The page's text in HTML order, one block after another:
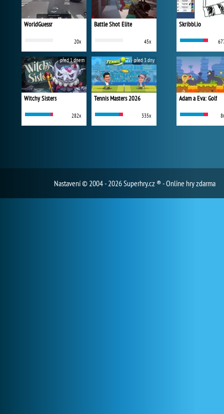
WorldGuessr
20x
Battle Shot Elite
45x
Witchy Sisters
282x
před 1 dnem
Tennis Masters 2026
335x
před 3 dny
Skribbl.io
Adam a Eva: Golf
Nastavení© 2004 - 2026 Superhry.cz ® - Online hry zdarma